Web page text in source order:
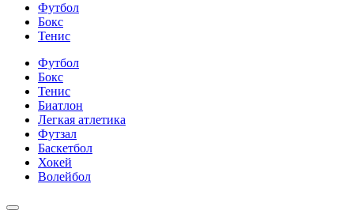
Футбол
Бокс
Тенис
Футбол
Бокс
Тенис
Биатлон
Легкая атлетика
Футзал
Баскетбол
Хокей
Волейбол